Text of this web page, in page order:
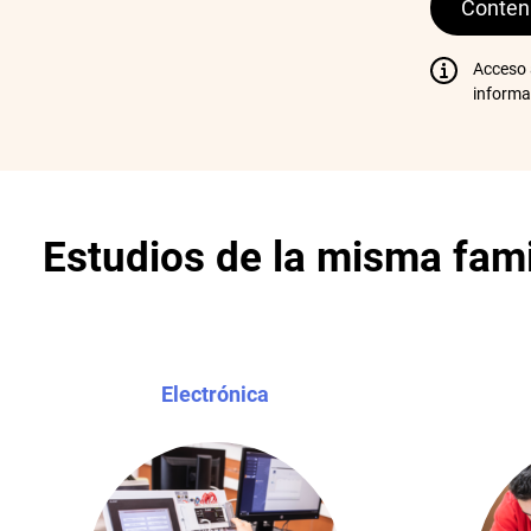
Acceso
Estudios de la misma
Electrónica